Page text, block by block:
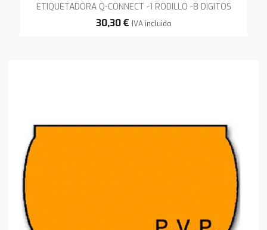
ETIQUETADORA Q-CONNECT -1 RODILLO -8 DIGITOS
30,30 € IVA incluido